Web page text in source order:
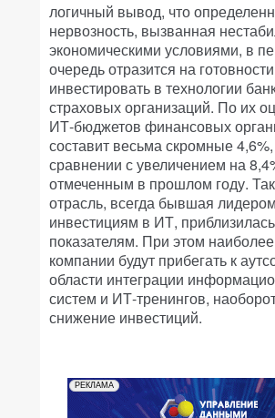
логичный вывод, что
нервозность, вызванная
экономическими условиями, в
очередь отразится на готовности
инвестировать в технологии
страховых организаций. По их
ИТ-бюджетов финансовых
составит весьма скромные
сравнении с увеличением на
отмеченным в прошлом году.
отрасль, всегда бывшая
инвестициям в ИТ,
показателям. При этом
компании будут прибегать к
области интеграции
систем и ИТ-тренингов,
снижение инвестиций.
РЕКЛАМА